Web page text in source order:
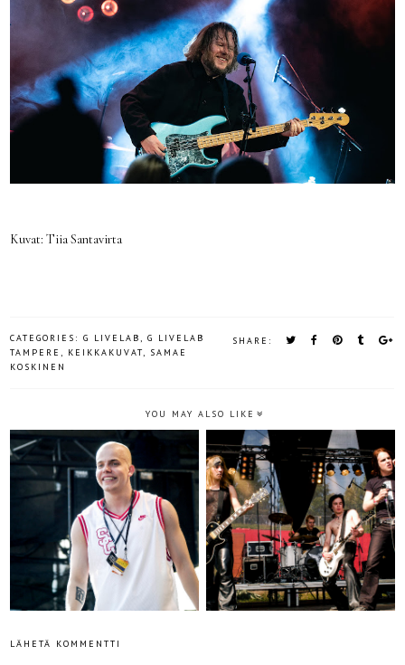
Kuvat: Tiia Santavirta
SHARE:
CATEGORIES:G LIVELAB, G LIVELAB
TAMPERE, KEIKKAKUVAT, SAMAE
KOSKINEN
YOU MAY ALSO LIKE
LÄHETÄ KOMMENTTI